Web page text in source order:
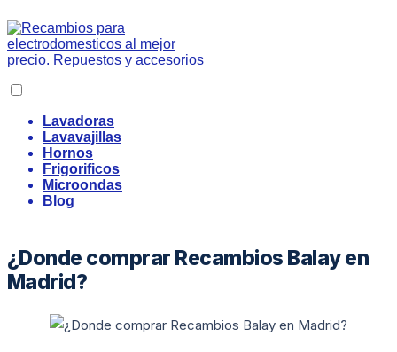
Lavadoras
Lavavajillas
Hornos
Frigorificos
Microondas
Blog
¿Donde comprar Recambios Balay en
Madrid?